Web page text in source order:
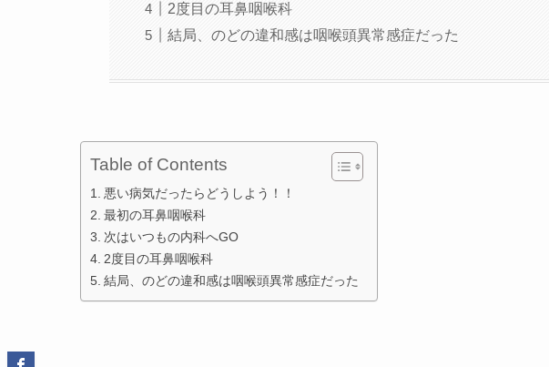
2度目の耳鼻咽喉科
結局、のどの違和感は咽喉頭異常感症だった
Table of Contents
悪い病気だったらどうしよう！！
最初の耳鼻咽喉科
次はいつもの内科へGO
2度目の耳鼻咽喉科
結局、のどの違和感は咽喉頭異常感症だった